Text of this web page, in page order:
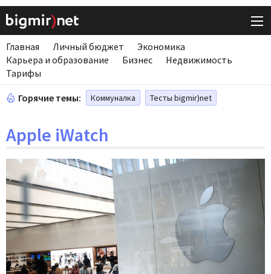
Главная Личный бюджет
Экономика
Карьера и образование
Бизнес
Недвижимость
Тарифы
Горячие темы: Коммуналка Тесты bigmir)net
Apple iWatch